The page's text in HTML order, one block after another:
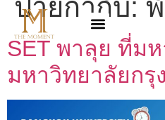
ป้ายกำกับ:
SET พาลุย ที่ม
มหาวิทยาลัยกรุ